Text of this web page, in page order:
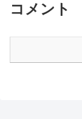
コメント